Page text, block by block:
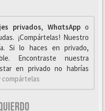
privados, WhαtsAppo
¡Compártelas! Nuestro
Si lo haces en privado,
Encontraste nuestra
en privado no habrías